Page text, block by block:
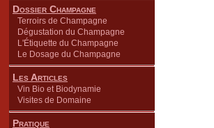
Dossier Champagne
Terroirs de Champagne
Dégustation du Champagne
L'Étiquette du Champagne
Le Dosage du Champagne
Les Articles
Vin Bio et Biodynamie
Visites de Domaine
Pratique